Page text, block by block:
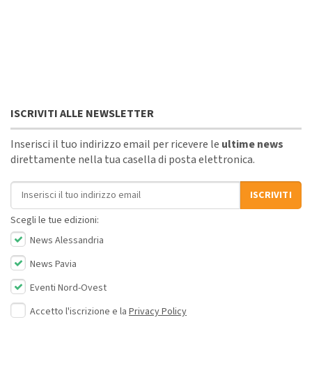
ISCRIVITI ALLE NEWSLETTER
Inserisci il tuo indirizzo email per ricevere le ultime news
direttamente nella tua casella di posta elettronica.
Indirizzo email
ISCRIVITI
Scegli le tue edizioni:
News Alessandria
News Pavia
Eventi Nord-Ovest
Accetto l'iscrizione e la Privacy Policy